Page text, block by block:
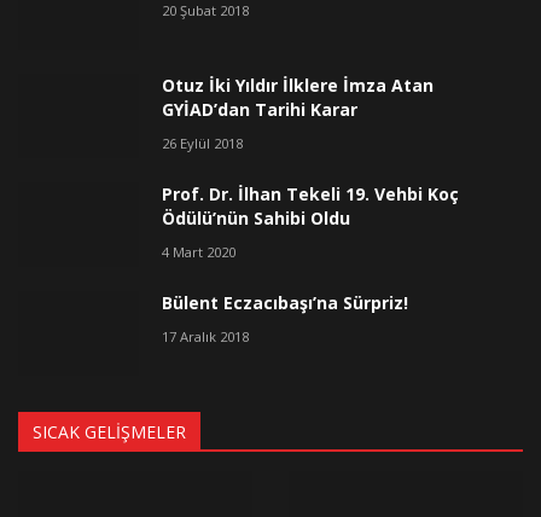
20 Şubat 2018
Otuz İki Yıldır İlklere İmza Atan
GYİAD’dan Tarihi Karar
26 Eylül 2018
Prof. Dr. İlhan Tekeli 19. Vehbi Koç
Ödülü’nün Sahibi Oldu
4 Mart 2020
Bülent Eczacıbaşı’na Sürpriz!
17 Aralık 2018
SICAK GELIŞMELER